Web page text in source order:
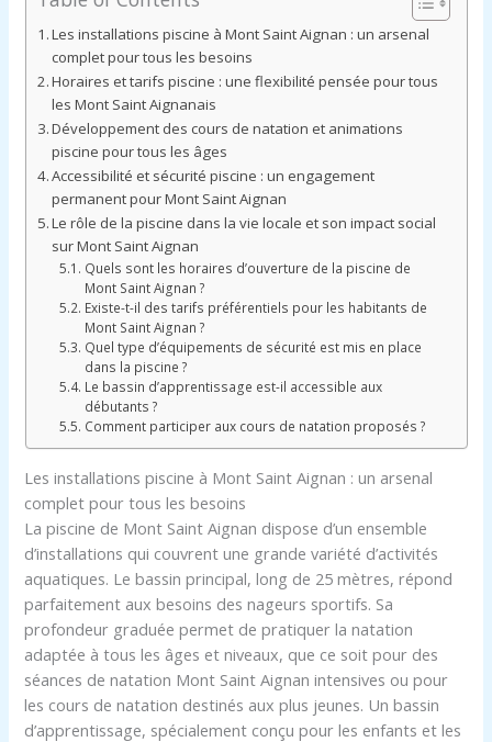
Les installations piscine à Mont Saint Aignan : un arsenal
complet pour tous les besoins
Horaires et tarifs piscine : une flexibilité pensée pour tous
les Mont Saint Aignanais
Développement des cours de natation et animations
piscine pour tous les âges
Accessibilité et sécurité piscine : un engagement
permanent pour Mont Saint Aignan
Le rôle de la piscine dans la vie locale et son impact social
sur Mont Saint Aignan
Quels sont les horaires d’ouverture de la piscine de
Mont Saint Aignan ?
Existe-t-il des tarifs préférentiels pour les habitants de
Mont Saint Aignan ?
Quel type d’équipements de sécurité est mis en place
dans la piscine ?
Le bassin d’apprentissage est-il accessible aux
débutants ?
Comment participer aux cours de natation proposés ?
Les installations piscine à Mont Saint Aignan : un arsenal
complet pour tous les besoins
La piscine de Mont Saint Aignan dispose d’un ensemble
d’installations qui couvrent une grande variété d’activités
aquatiques. Le bassin principal, long de 25 mètres, répond
parfaitement aux besoins des nageurs sportifs. Sa
profondeur graduée permet de pratiquer la natation
adaptée à tous les âges et niveaux, que ce soit pour des
séances de natation Mont Saint Aignan intensives ou pour
les cours de natation destinés aux plus jeunes. Un bassin
d’apprentissage, spécialement conçu pour les enfants et les